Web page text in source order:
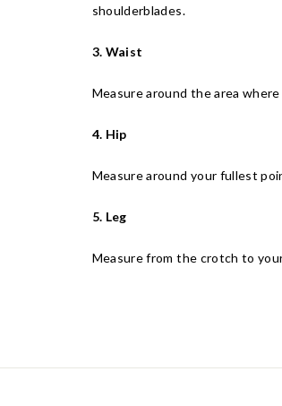
shoulderblades.
3. Waist
Measure around the area
4. Hip
Measure around your fullest
5. Leg
Measure from the crotch to